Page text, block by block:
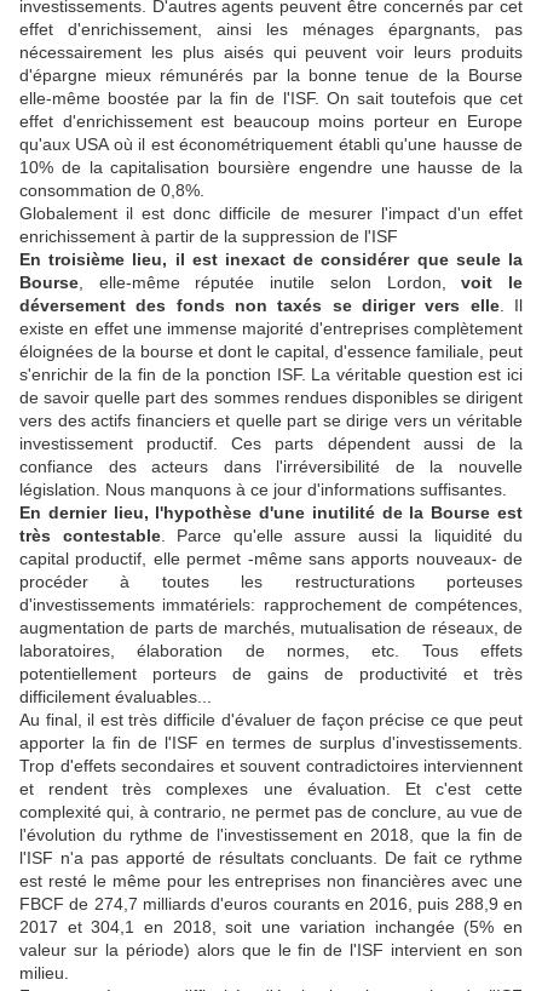
investissements. D'autres agents peuvent être concernés par cet
effet d'enrichissement, ainsi les ménages épargnants, pas
nécessairement les plus aisés qui peuvent voir leurs produits
d'épargne mieux rémunérés par la bonne tenue de la Bourse
elle-même boostée par la fin de l'ISF. On sait toutefois que cet
effet d'enrichissement est beaucoup moins porteur en Europe
qu'aux USA où il est économétriquement établi qu'une hausse de
10% de la capitalisation boursière engendre une hausse de la
consommation de 0,8%.
Globalement il est donc difficile de mesurer l'impact d'un effet
enrichissement à partir de la suppression de l'ISF
En troisième lieu, il est inexact de considérer que seule la
Bourse , elle-même réputée inutile selon Lordon,
voit le
déversement des fonds non taxés
se diriger vers elle. Il
existe en effet une immense majorité d'entreprises complètement
éloignées de la bourse et dont le capital, d'essence familiale, peut
s'enrichir de la fin de la ponction ISF. La véritable question est ici
de savoir quelle part des sommes rendues disponibles se dirigent
vers des actifs financiers et quelle part se dirige vers un véritable
investissement productif. Ces parts dépendent aussi de la
confiance des acteurs dans l'irréversibilité de la nouvelle
législation. Nous manquons à ce jour d'informations suffisantes.
En dernier lieu, l'hypothèse d'une inutilité de la Bourse est
très contestable. Parce qu'elle assure aussi la liquidité du
capital productif, elle permet -même sans apports nouveaux- de
procéder à toutes les restructurations porteuses
d'investissements immatériels: rapprochement de compétences,
augmentation de parts de marchés, mutualisation de réseaux, de
laboratoires, élaboration de normes, etc. Tous effets
potentiellement porteurs de gains de productivité et très
difficilement évaluables...
Au final, il est très difficile d'évaluer de façon précise ce que peut
apporter la fin de l'ISF en termes de surplus d'investissements.
Trop d'effets secondaires et souvent contradictoires interviennent
et rendent très complexes une évaluation. Et c'est cette
complexité qui, à contrario, ne permet pas de conclure, au vue de
l'évolution du rythme de l'investissement en 2018, que la fin de
l'ISF n'a pas apporté de résultats concluants. De fait ce rythme
est resté le même pour les entreprises non financières avec une
FBCF de 274,7 milliards d'euros courants en 2016, puis 288,9 en
2017 et 304,1 en 2018, soit une variation inchangée (5% en
valeur sur la période) alors que le fin de l'ISF intervient en son
milieu.